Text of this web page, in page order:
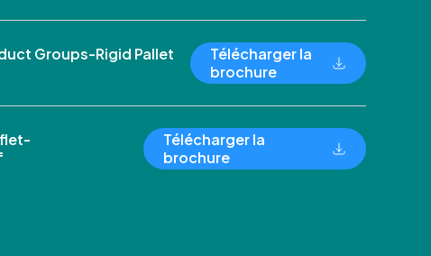
Groups-Rigid Pallet
Télécharger la
brochure
Télécharger la
brochure